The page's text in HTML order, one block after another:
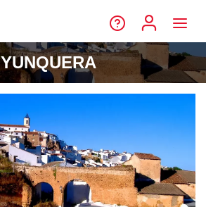
YUNQUERA